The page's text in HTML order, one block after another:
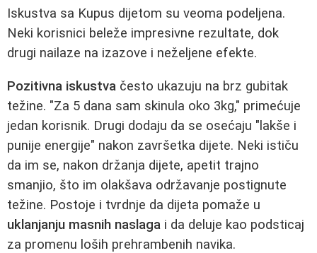
Iskustva sa Kupus dijetom su veoma podeljena.
Neki korisnici beleže impresivne rezultate, dok
drugi nailaze na izazove i neželjene efekte.
Pozitivna iskustva često ukazuju na brz gubitak
težine. "Za 5 dana sam skinula oko 3kg," primećuje
jedan korisnik. Drugi dodaju da se osećaju "lakše i
punije energije" nakon završetka dijete. Neki ističu
da im se, nakon držanja dijete, apetit trajno
smanjio, što im olakšava održavanje postignute
težine. Postoje i tvrdnje da dijeta pomaže u
uklanjanju masnih naslaga i da deluje kao podsticaj
za promenu loših prehrambenih navika.